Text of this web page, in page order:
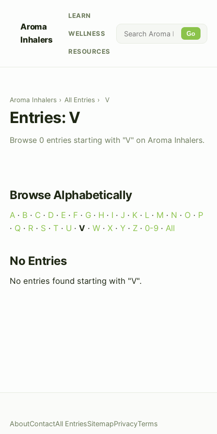
Aroma
Inhalers
LEARN
WELLNESS
RESOURCES
Go
Aroma Inhalers › All Entries › V
Entries: V
Browse 0 entries starting with "V" on Aroma Inhalers.
Browse Alphabetically
A · B · C · D · E · F · G · H · I · J · K · L · M · N · O · P
· Q · R · S · T · U · V · W · X · Y · Z · 0-9 · All
No Entries
No entries found starting with "V".
AboutContactAll EntriesSitemapPrivacyTerms